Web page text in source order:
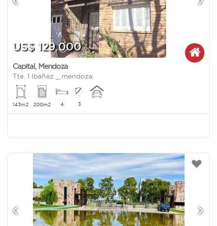
US$ 129.000
Capital, Mendoza
Tte. 1 Ibañez _ mendoza
143m2 200m2 4 3